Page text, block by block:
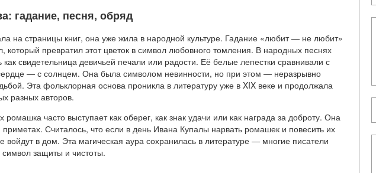
гадание, песня, обряд
на страницы книг, она уже жила в народной культуре. Гадание «любит — не любит»
превратил этот цветок в символ любовного томления. В народных песнях
свидетельница девичьей печали или радости. Её белые лепестки сравнивали с
— с солнцем. Она была символом невинности, но при этом — неразрывно
Эта фольклорная основа проникла в литературу уже в XIX веке и продолжала
разных авторов.
ромашка часто выступает как оберег, как знак удачи или как награда за доброту. Она
приметах. Считалось, что если в день Ивана Купалы нарвать ромашек и повесить их
в дом. Эта магическая аура сохранилась в литературе — многие писатели
защиты и чистоты.